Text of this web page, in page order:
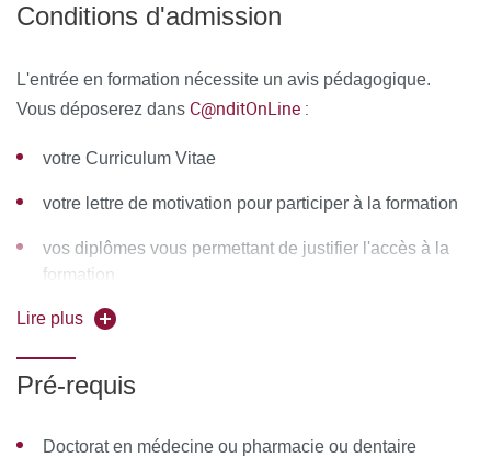
MOYENS PERMETTANT DE SUIVRE L’EXÉCUTION DE
RÉSULTATS
Au cours de la formation, le stagiaire émarge une feuille de
présence par demi-journée de formation en présentiel et le
d’assiduité pour la formation en distanciel.
À l’issue de la formation, le stagiaire remplit un
analysé et le bilan est remonté au conseil pédagogique de
Conditions d'admission
L'entrée en formation nécessite un avis pédagogique.
Vous déposerez dans C@nditOnLine :
votre Curriculum Vitae
votre lettre de motivation pour participer à la formation
vos diplômes vous permettant de justifier l'accès à la
formation
Lire plus
Pré-requis
Doctorat en médecine ou pharmacie ou dentaire